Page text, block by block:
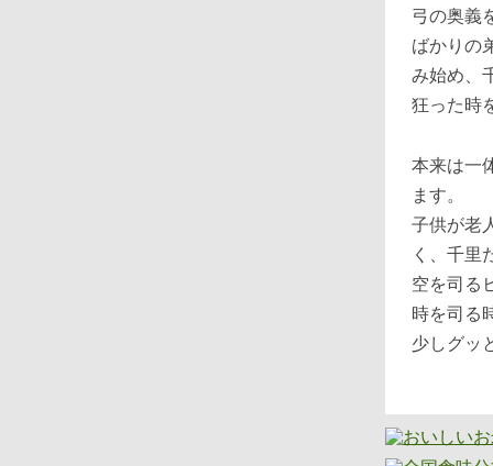
弓の奥義
ばかりの
み始め、
狂った時
本来は一
ます。
子供が老
く、千里
空を司る
時を司る
少しグッ